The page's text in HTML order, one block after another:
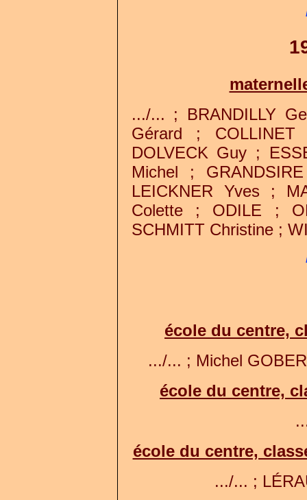
.../... ; BRANDILLY
Gérard ;
DOLVECK Guy ;
Michel ;
LEICKNER Yves ;
Colette ; ODILE ;
SCHMITT Christine ;
école du centre,
.../... ; Michel
école du centre,
école du centre,
.../... ;